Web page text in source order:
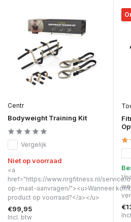
Centr
Bodyweight Training Kit
Vergelijk
Niet op voorraad
<a
href="https://www.nrgfitness.nl/service/
op-maat-aanvragen/"><u>Wanneer
product op voorraad?</a></u>
€99,95
Incl. btw